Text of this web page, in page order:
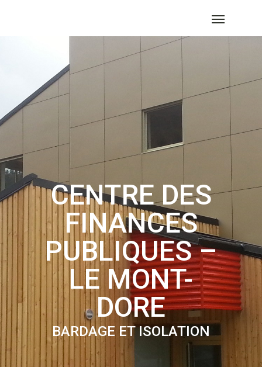
CENTRE DES
FINANCES
PUBLIQUES –
LE MONT-
DORE
BARDAGE ET ISOLATION